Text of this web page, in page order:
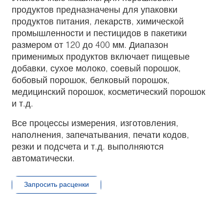
продуктов предназначены для упаковки
продуктов питания, лекарств, химической
промышленности и пестицидов в пакетики
размером от 120 до 400 мм. Диапазон
применимых продуктов включает пищевые
добавки, сухое молоко, соевый порошок,
бобовый порошок, белковый порошок,
медицинский порошок, косметический порошок
и т.д.
Все процессы измерения, изготовления,
наполнения, запечатывания, печати кодов,
резки и подсчета и т.д. выполняются
автоматически.
Запросить расценки